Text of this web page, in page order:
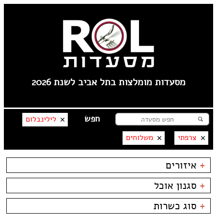
מסעדות מומלצות בתל אביב לשנת 2026
לילינבלום
צרפתי
משלוחים
+ איזורים
תל אביב
פלורנטין
----
טיילת תל אביב
+ סגנון אוכל
בשרים
דגים
ביסטרו
+ סוג כשרות